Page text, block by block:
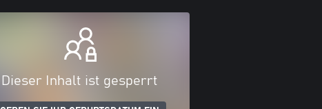
Dieser Inhalt ist gesperrt